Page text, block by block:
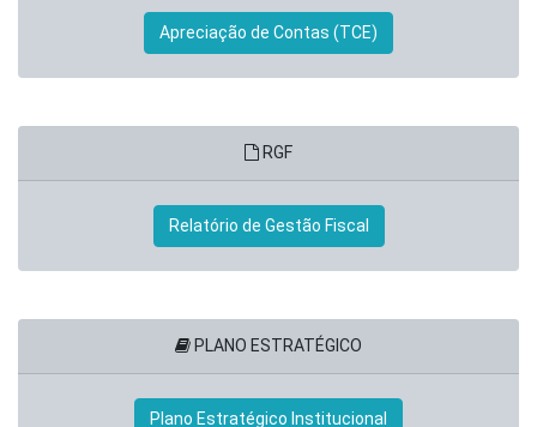
Apreciação de Contas (TCE)
RGF
Relatório de Gestão Fiscal
PLANO ESTRATÉGICO
Plano Estratégico Institucional